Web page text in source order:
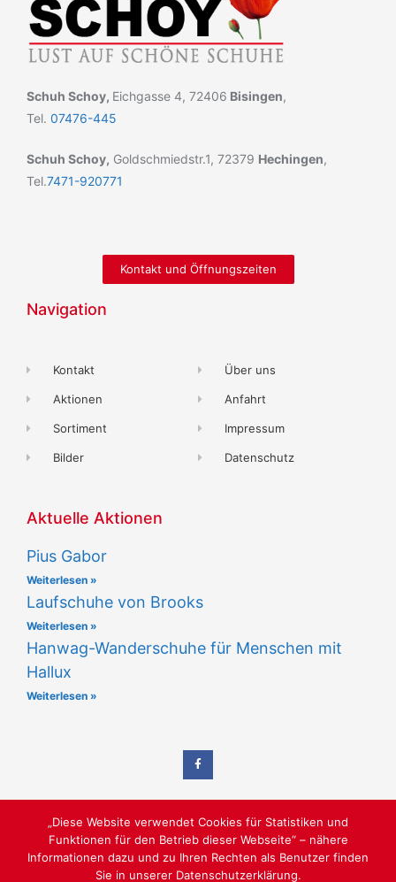
Schuh Schoy, Eichgasse 4, 72406 Bisingen,
Tel. 07476-445
Schuh Schoy, Goldschmiedstr.1, 72379 Hechingen,
Tel.7471-920771
Kontakt und Öffnungszeiten
Navigation
Kontakt
Aktionen
Sortiment
Bilder
Über uns
Anfahrt
Impressum
Datenschutz
Aktuelle Aktionen
Pius Gabor
Weiterlesen »
Laufschuhe von Brooks
Weiterlesen »
Hanwag-Wanderschuhe für Menschen mit
Hallux
Weiterlesen »
„Diese Website verwendet Cookies für Statistiken und
Funktionen für den Betrieb dieser Webseite“ – nähere
Informationen dazu und zu Ihren Rechten als Benutzer finden
Sie in unserer Datenschutzerklärung.